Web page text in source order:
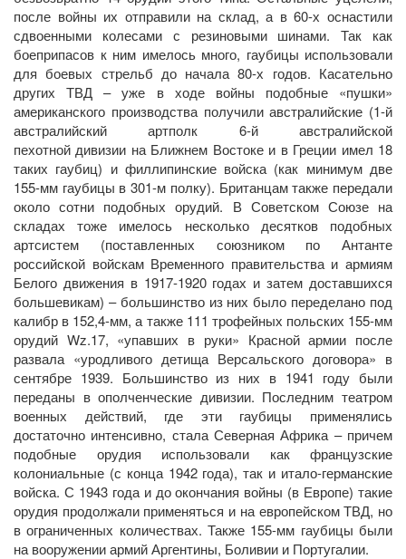
после войны их отправили на склад, а в 60-х оснастили
сдвоенными колесами с резиновыми шинами. Так как
боеприпасов к ним имелось много, гаубицы использовали
для боевых стрельб до начала 80-х годов. Касательно
других ТВД – уже в ходе войны подобные «пушки»
американского производства получили австралийские (1-й
австралийский артполк 6-й австралийской
пехотной дивизии на Ближнем Востоке и в Греции имел 18
таких гаубиц) и филлипинские войска (как минимум две
155-мм гаубицы в 301-м полку). Британцам также передали
около сотни подобных орудий. В Советском Союзе на
складах тоже имелось несколько десятков подобных
артсистем (поставленных союзником по Антанте
российской войскам Временного правительства и армиям
Белого движения в 1917-1920 годах и затем доставшихся
большевикам) – большинство из них было переделано под
калибр в 152,4-мм, а также 111 трофейных польских 155-мм
орудий Wz.17, «упавших в руки» Красной армии после
развала «уродливого детища Версальского договора» в
сентябре 1939. Большинство из них в 1941 году были
переданы в ополченческие дивизии. Последним театром
военных действий, где эти гаубицы применялись
достаточно интенсивно, стала Северная Африка – причем
подобные орудия использовали как французские
колониальные (с конца 1942 года), так и итало-германские
войска. С 1943 года и до окончания войны (в Европе) такие
орудия продолжали применяться и на европейском ТВД, но
в ограниченных количествах. Также 155-мм гаубицы были
на вооружении армий Аргентины, Боливии и Португалии.